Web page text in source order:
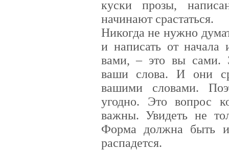
куски прозы,
начинают срастаться.
Никогда не нужно
и написать от
вами, – это вы сами.
ваши слова. И они
вашими словами.
угодно. Это вопрос
важны. Увидеть не
Форма должна быть
распадется.